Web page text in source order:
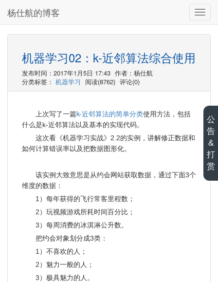
切
换
导
杨仕航的博客
机器学习02：k-近邻算法综合使用
发布时间：2017年1月5日 17:43 作者：杨仕航
分类标签： 机器学习 阅读(8762) 评论(0)
上次写了一篇k-近邻算法的简单分类使用方法，包括
什么是k-近邻算法以及基本的实现代码。
这次看《机器学习实战》2.2的实例，讲解修正数据和
如何计算错误率以及把数据图形化。
该实例大致意思是从约会网站获取数据，通过下面3个
维度的数据：
1）每年获得的飞行常客里程数；
2）玩视频游戏所耗时间百分比；
3）每周消费的冰淇淋公升数。
把约会对象划分成3类：
1）不喜欢的人；
2）魅力一般的人；
3）极具魅力的人。
公
告
&
打
赏